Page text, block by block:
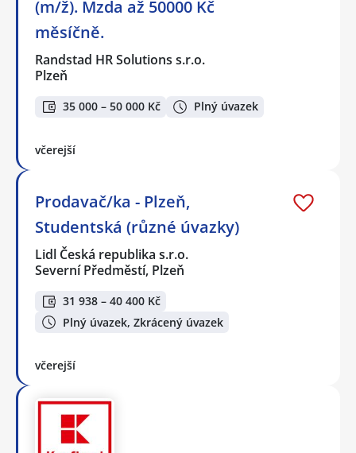
(m/ž). Mzda až 50000 Kč
měsíčně.
Randstad HR Solutions s.r.o.
Plzeň
35 000 – 50 000 Kč Plný úvazek
včerejší
Prodavač/ka - Plzeň,
Studentská (různé úvazky)
Lidl Česká republika s.r.o.
Severní Předměstí, Plzeň
31 938 – 40 400 Kč
Plný úvazek, Zkrácený úvazek
včerejší